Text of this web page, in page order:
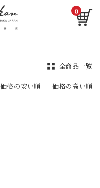
0
全商品一覧
価格の安い順 価格の高い順